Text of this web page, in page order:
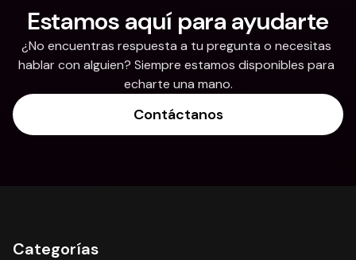
Estamos aquí para ayudarte
¿No encuentras respuesta a tu pregunta o necesitas
hablar con alguien? Siempre estamos disponibles para
echarte una mano.
Contáctanos
Categorías